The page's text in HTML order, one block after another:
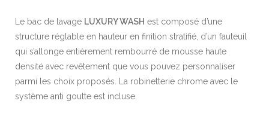
Le bac de lavage LUXURY WASH est composé d’une
structure réglable en hauteur en finition stratifié, d’un fauteuil
qui s’allonge entièrement rembourré de mousse haute
densité avec revêtement que vous pouvez personnaliser
parmi les choix proposés. La robinetterie chrome avec le
système anti goutte est incluse.